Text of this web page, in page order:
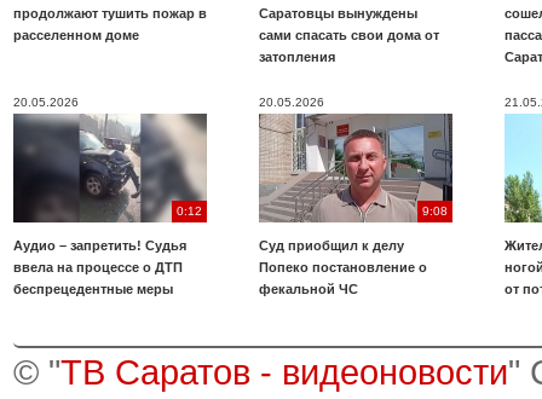
продолжают тушить пожар в
расселенном доме
Саратовцы вынуждены
сами спасать свои дома от
затопления
20.05.2026
0:12
Аудио – запретить! Судья
ввела на процессе о ДТП
беспрецедентные меры
20.05.2026
9:08
Суд приобщил к делу
Попеко постановление о
фекальной ЧС
от
© "ТВ Саратов - видеоновости"